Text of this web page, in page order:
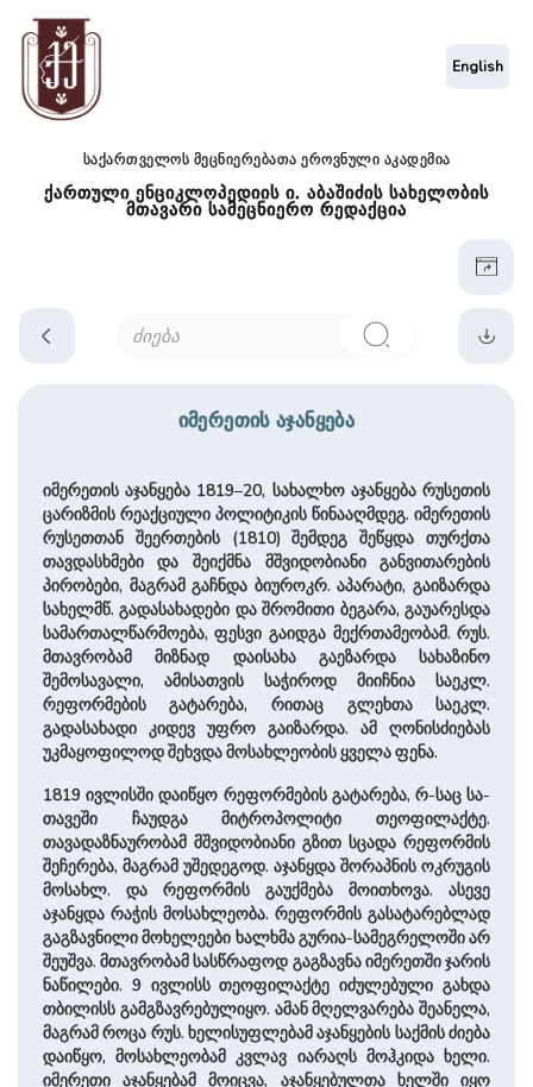
საქართველოს მეცნიერებათა ეროვნული აკადემია
ქართული ენციკლოპედიის ი. აბაშიძის სახელობის
მთავარი სამეცნიერო რედაქცია
English
იმერეთის აჯანყება
იმერეთის აჯანყება 1819–20, სახალხო აჯანყება რუსეთის
ცარიზმის რეაქციული პოლიტიკის წინააღმდეგ. იმერეთის
რუსეთთან შეერთების (1810) შემდეგ შეწყდა თურქთა
თავდასხმები და შეიქმნა მშვიდობიანი განვითარების
პირობები, მაგრამ გაჩნდა ბიუროკრ. აპარატი, გაი­ზარ­და
სა­ხელმწ. გადასახადები და შრომითი ბეგარა, გაუარესდა
სამართალწარმოება, ფესვი გაიდგა მექრთამეობამ. რუს.
მთავრობამ მიზნად დაისახა გაეზარდა სახაზინო
შემოსავალი, ამისათვის საჭიროდ მიიჩნია საეკლ.
რეფორმების გატარება, რი­თაც გლეხთა საეკლ.
გადასახადი კიდევ უფრო გაიზარდა. ამ ღონისძიებას
უკმაყოფილოდ შეხვდა მოსახლეობის ყველა ფენა.
1819 ივლისში დაიწყო რეფორმების გატარება, რ-საც სა­
თა­ვე­ში ჩაუდგა მიტროპოლიტი თეოფილაქტე.
თავადაზნაურობამ მშვიდობიანი გზით სცადა რეფორმის
შეჩერება, მაგრამ უშედეგოდ. აჯანყდა შორაპნის ოკრუგის
მოსახლ. და რეფორმის გაუქმება მოითხოვა. ასევე
აჯანყდა რაჭის მოსახლეობა. რეფორმის გასატარებლად
გაგზავნილი მო­ხე­ლე­ები ხალხმა გურია-სამეგრელოში არ
შეუშვა. მთავრობამ სასწრაფოდ გაგზავნა იმერეთ­ში ჯარის
ნაწილები. 9 ივლისს თეოფილაქტე იძულებული გახდა
თბილისს გამგზავრებულიყო. ამან მღელვარება შეანელა,
მაგრამ როცა რუს. ხელისუფლებამ აჯანყების საქმის ძიება
დაიწყო, მოსახლეობამ ­კვლავ იარაღს მოჰკიდა ხელი.
იმერეთი აჯანყებამ მოიცვა, აჯანყებულთა ხელში იყო